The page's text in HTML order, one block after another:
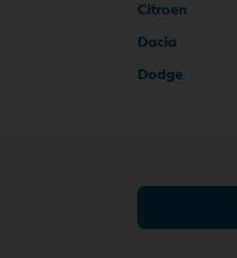
Citroen
Dacia
Dodge